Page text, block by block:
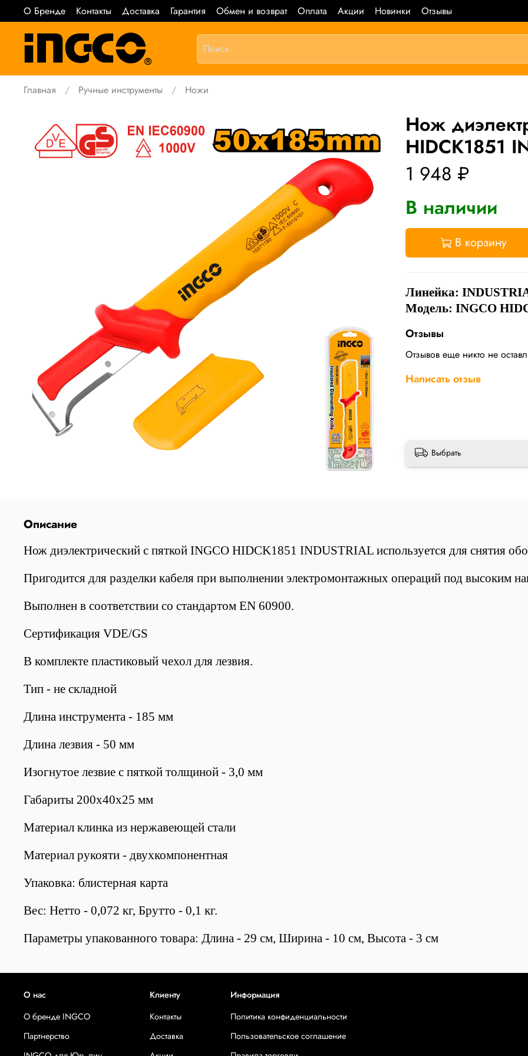
О Бренде Контакты Доставка Гарантия Обмен и возврат Оплата Акции Новинки Отзывы
Главная Ручные инструменты Ножи
Нож
HIDCK1851
1 948 ₽
В наличии
В корзину
Линейка:
Модель: INGCO
Отзывы
Отзывов еще никто не
Написать отзыв
Выбрать
Описание
Нож диэлектрический с пяткой INGCO HIDCK1851 INDUSTRIAL используется для снятия
Пригодится для разделки кабеля при выполнении электромонтажных операций под высоким
Выполнен в соответствии со стандартом EN 60900.
Сертификация VDE/GS
В комплекте пластиковый чехол для лезвия.
Тип - не складной
Длина инструмента - 185 мм
Длина лезвия - 50 мм
Изогнутое лезвие с пяткой толщиной - 3,0 мм
Габариты 200х40х25 мм
Материал клинка из нержавеющей стали
Материал рукояти - двухкомпонентная
Упаковка: блистерная карта
Вес: Нетто - 0,072 кг, Брутто - 0,1 кг.
Параметры упакованного товара: Длина - 29 см, Ширина - 10 см, Высота - 3 см
О нас
О бренде INGCO
Партнерство
Клиенту
Контакты
Доставка
Информация
Политика конфиденциальности
Пользовательское соглашение